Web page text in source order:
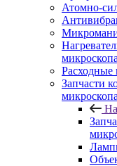
Атомно-
Расходные
Запчасти
микроскопа